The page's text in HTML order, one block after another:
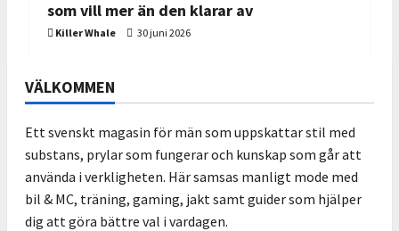
som vill mer än den klarar av
Killer Whale 30 juni 2026
VÄLKOMMEN
Ett svenskt magasin för män som uppskattar stil med
substans, prylar som fungerar och kunskap som går att
använda i verkligheten. Här samsas manligt mode med
bil & MC, träning, gaming, jakt samt guider som hjälper
dig att göra bättre val i vardagen.